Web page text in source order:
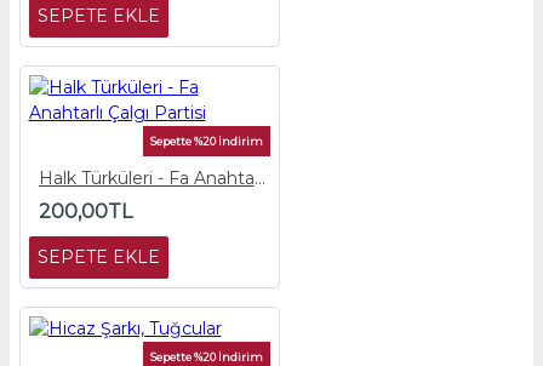
SEPETE EKLE
Sepette %20 İndirim
Halk Türküleri - Fa Anahtarlı Çalgı Partisi
200,00TL
SEPETE EKLE
Sepette %20 İndirim